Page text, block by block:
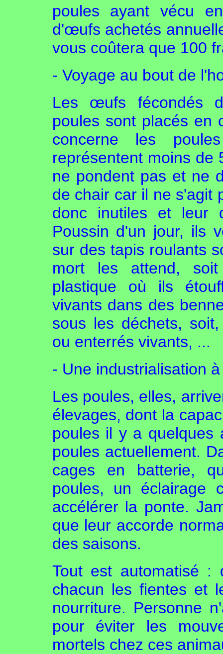
poules ayant vécu
d'œufs achetés
vous coûtera que 100
- Voyage au bout de
Les œufs fécondés
poules sont placés en
concerne les
représentent moins de
ne pondent pas et ne
de chair car il ne s'agit
donc inutiles et leur
Poussin d'un jour, ils
sur des tapis roulants
mort les attend,
plastique où ils
vivants dans des
sous les déchets,
ou enterrés vivants, ...
- Une industrialisation
Les poules, elles,
élevages, dont la
poules il y a quelques
poules actuellement.
cages en batterie,
poules, un éclairage
accélérer la ponte.
que leur accorde
des saisons.
Tout est automatisé :
chacun les fientes et
nourriture. Personne
pour éviter les
mortels chez ces